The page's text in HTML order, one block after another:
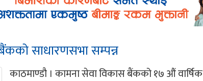
साधारणसभा सम्पन्न
काठमाण्डौ । कामना सेवा विकास बैंकको १७ औं